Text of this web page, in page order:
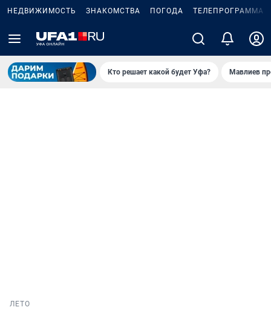
НЕДВИЖИМОСТЬ ЗНАКОМСТВА ПОГОДА ТЕЛЕПРОГРАММА
Кто решает какой будет Уфа? Мавлиев
ЛЕТО